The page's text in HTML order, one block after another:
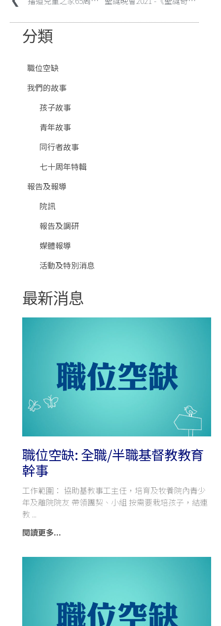
分類
職位空缺
我們的故事
孩子故事
青年故事
同行者故事
七十周年特輯
報告及報導
院訊
報告及調研
媒體報導
活動及特別消息
最新消息
職位空缺: 全職/半職基督教教育
幹事
工作範圍： 協助基教事工主任，培育及牧養院內青少
年及離院院友 帶領團契、小組 按需要栽培孩子，結連
教
閱讀更多...